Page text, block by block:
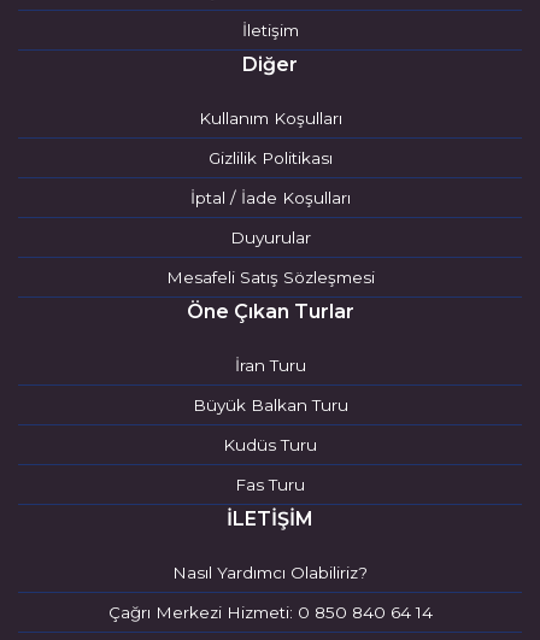
İletişim
Diğer
Kullanım Koşulları
Gizlilik Politikası
İptal / İade Koşulları
Duyurular
Mesafeli Satış Sözleşmesi
Öne Çıkan Turlar
İran Turu
Büyük Balkan Turu
Kudüs Turu
Fas Turu
İLETİŞİM
Nasıl Yardımcı Olabiliriz?
Çağrı Merkezi Hizmeti: 0 850 840 64 14